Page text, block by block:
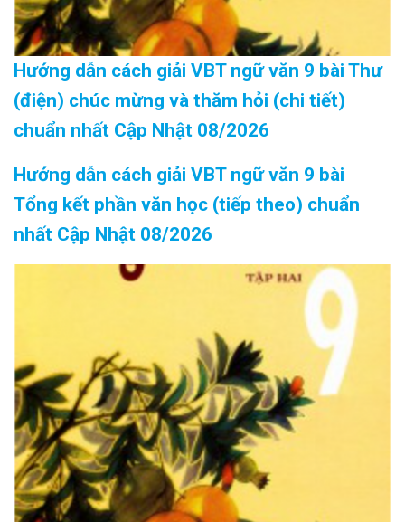
Hướng dẫn cách giải VBT ngữ văn 9 bài Thư
(điện) chúc mừng và thăm hỏi (chi tiết)
chuẩn nhất Cập Nhật 08/2026
Hướng dẫn cách giải VBT ngữ văn 9 bài
Tổng kết phần văn học (tiếp theo) chuẩn
nhất Cập Nhật 08/2026